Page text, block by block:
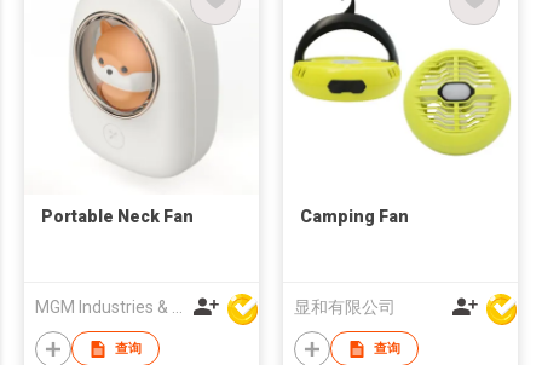
Portable Neck Fan
查询
Camping Fan
显和有限公司
查询